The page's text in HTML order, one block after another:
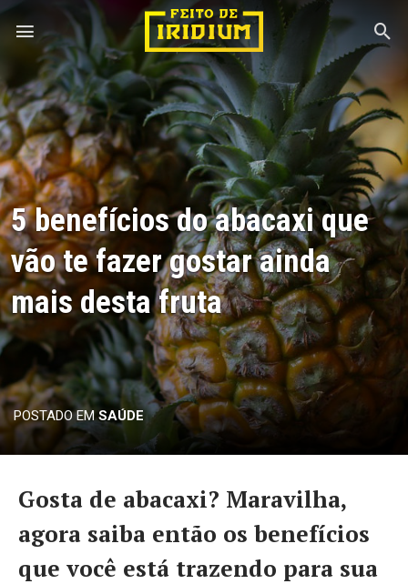
5 benefícios do abacaxi que
vão te fazer gostar ainda
mais desta fruta
POSTADO EMSAÚDE
Gosta de abacaxi? Maravilha,
agora saiba então os benefícios
que você está trazendo para sua